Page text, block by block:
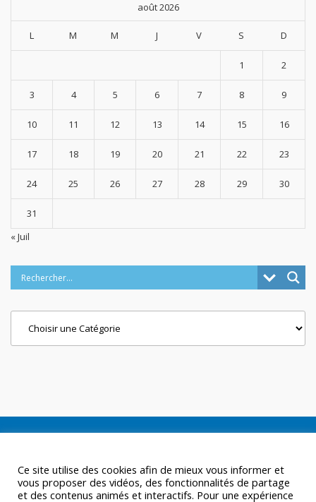
août 2026
L M M J V S D
1 2
3 4 5 6 7 8 9
10 11 12 13 14 15 16
17 18 19 20 21 22 23
24 25 26 27 28 29 30
31
« Juil
Ce site utilise des cookies afin de mieux vous informer et
vous proposer des vidéos, des fonctionnalités de partage
et des contenus animés et interactifs. Pour une expérience